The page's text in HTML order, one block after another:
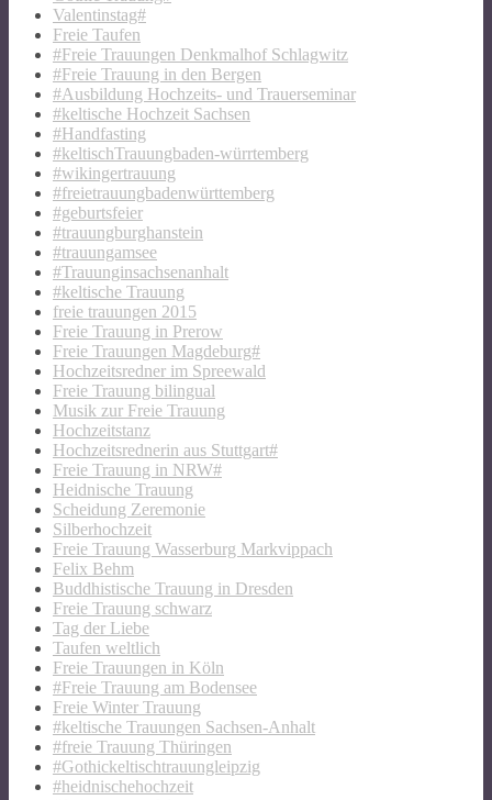
Valentinstag#
Freie Taufen
#Freie Trauungen Denkmalhof Schlagwitz
#Freie Trauung in den Bergen
#Ausbildung Hochzeits- und Trauerseminar
#keltische Hochzeit Sachsen
#Handfasting
#keltischTrauungbaden-würrtemberg
#wikingertrauung
#freietrauungbadenwürttemberg
#geburtsfeier
#trauungburghanstein
#trauungamsee
#Trauunginsachsenanhalt
#keltische Trauung
freie trauungen 2015
Freie Trauung in Prerow
Freie Trauungen Magdeburg#
Hochzeitsredner im Spreewald
Freie Trauung bilingual
Musik zur Freie Trauung
Hochzeitstanz
Hochzeitsrednerin aus Stuttgart#
Freie Trauung in NRW#
Heidnische Trauung
Scheidung Zeremonie
Silberhochzeit
Freie Trauung Wasserburg Markvippach
Felix Behm
Buddhistische Trauung in Dresden
Freie Trauung schwarz
Tag der Liebe
Taufen weltlich
Freie Trauungen in Köln
#Freie Trauung am Bodensee
Freie Winter Trauung
#keltische Trauungen Sachsen-Anhalt
#freie Trauung Thüringen
#Gothickeltischtrauungleipzig
#heidnischehochzeit